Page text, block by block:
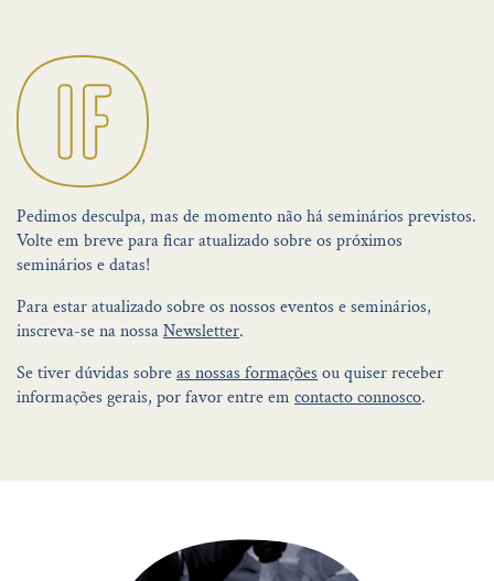
Pedimos desculpa, mas de momento não há seminários previstos.
Volte em breve para ficar atualizado sobre os próximos
seminários e datas!
Para estar atualizado sobre os nossos eventos e seminários,
inscreva-se na nossaNewsletter.
Se tiver dúvidas sobreas nossas formações ou quiser receber
informações gerais, por favor entre em contacto connosco.